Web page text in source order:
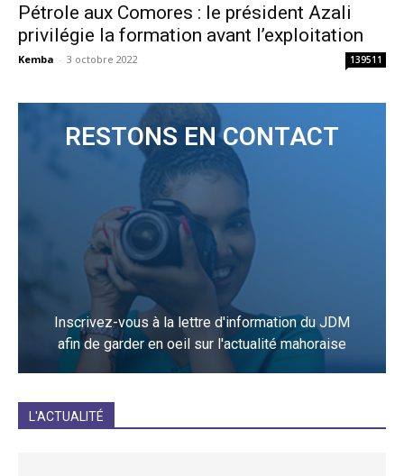
Pétrole aux Comores : le président Azali
privilégie la formation avant l’exploitation
Kemba - 3 octobre 2022 139511
RESTONS EN CONTACT
Inscrivez-vous à la lettre d'information du JDM
afin de garder en oeil sur l'actualité mahoraise
L'ACTUALITÉ